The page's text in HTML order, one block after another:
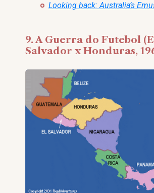
Looking back: Australia’s
9. A Guerra do Futebol
Salvador x Honduras,